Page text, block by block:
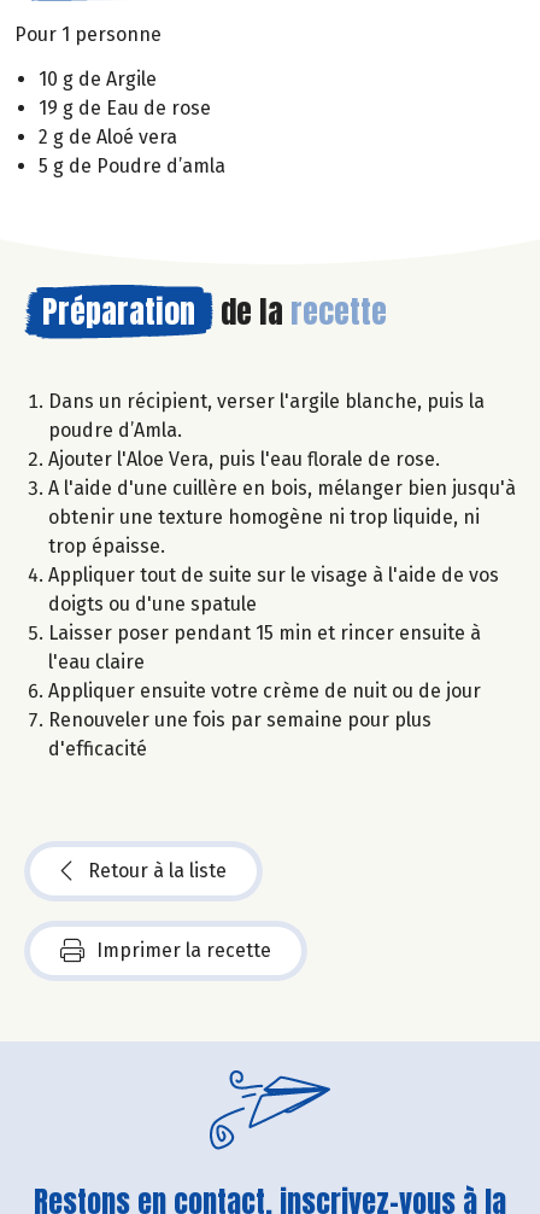
Pour 1 personne
10 g de Argile
19 g de Eau de rose
2 g de Aloé vera
5 g de Poudre d’amla
Préparation de la recette
Dans un récipient, verser l'argile blanche, puis la
poudre d’Amla.
Ajouter l'Aloe Vera, puis l'eau florale de rose.
A l'aide d'une cuillère en bois, mélanger bien jusqu'à
obtenir une texture homogène ni trop liquide, ni
trop épaisse.
Appliquer tout de suite sur le visage à l'aide de vos
doigts ou d'une spatule
Laisser poser pendant 15 min et rincer ensuite à
l'eau claire
Appliquer ensuite votre crème de nuit ou de jour
Renouveler une fois par semaine pour plus
d'efficacité
Retour à la liste
Imprimer la recette
Restons en contact, inscrivez-vous à la